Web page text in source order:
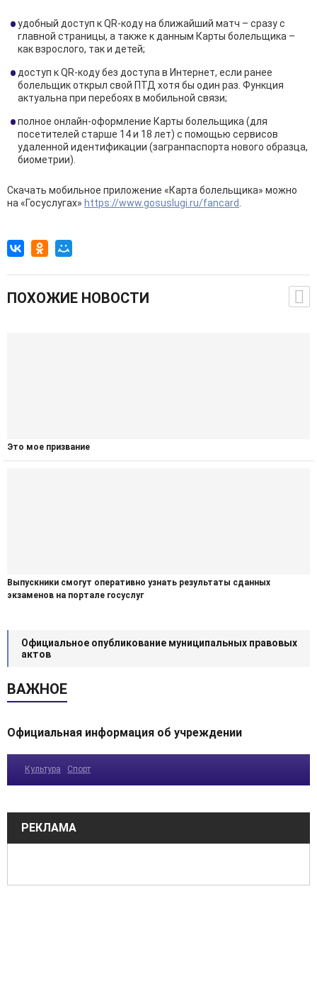
удобный доступ к QR-коду на ближайший матч – сразу с
главной страницы, а также к данным Карты болельщика –
как взрослого, так и детей;
доступ к QR-коду без доступа в Интернет, если ранее
болельщик открыл свой ПТД хотя бы один раз. Функция
актуальна при перебоях в мобильной связи;
полное онлайн-оформление Карты болельщика (для
посетителей старше 14 и 18 лет) с помощью сервисов
удаленной идентификации (загранпаспорта нового образца,
биометрии).
Скачать мобильное приложение «Карта болельщика» можно
на «Госуслугах» https://www.gosuslugi.ru/fancard
ПОХОЖИЕ НОВОСТИ
Это мое призвание
Выпускники смогут оперативно узнать результаты сданных
экзаменов на портале госуслуг
Официальное опубликование муниципальных правовых
актов
ВАЖНОЕ
Официальная информация об учреждении
Культура Спорт
РЕКЛАМА